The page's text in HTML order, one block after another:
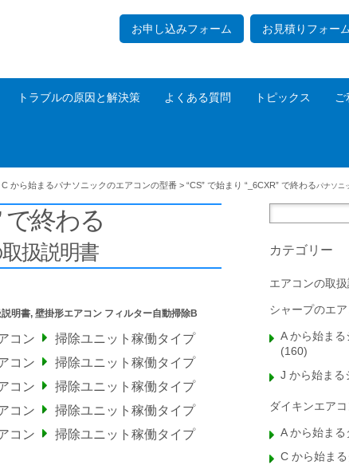
お申し込みフォーム お見積りフォー
トラブルの原因と解決策 よくある質問 トピックス
C から始まるパナソニックのエアコンの型番 > “CS” で始まり “_6CXR” で終わるパナソニ
で終わる
扱説明書
明書, 壁掛形エアコン フィルター自動掃除B
コン
掃除ユニット稼働タイプ
コン
掃除ユニット稼働タイプ
コン
掃除ユニット稼働タイプ
コン
掃除ユニット稼働タイプ
コン 掃除ユニット稼働タイプ
カテゴリー
エアコンの取
シャープのエ
A から始ま
(160)
J から始まる
ダイキンエア
A から始ま
C から始ま